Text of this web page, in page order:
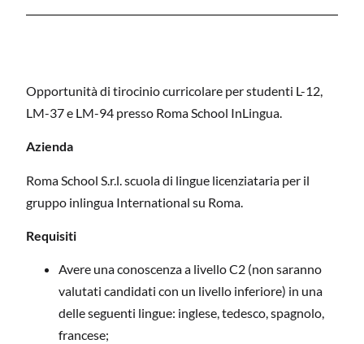
Opportunità di tirocinio curricolare per studenti L-12,
LM-37 e LM-94 presso Roma School InLingua.
Azienda
Roma School S.r.l. scuola di lingue licenziataria per il
gruppo inlingua International su Roma.
Requisiti
Avere una conoscenza a livello C2 (non saranno
valutati candidati con un livello inferiore) in una
delle seguenti lingue: inglese, tedesco, spagnolo,
francese;